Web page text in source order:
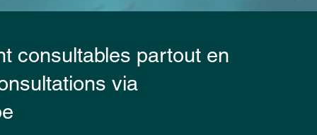
consultables partout en
via